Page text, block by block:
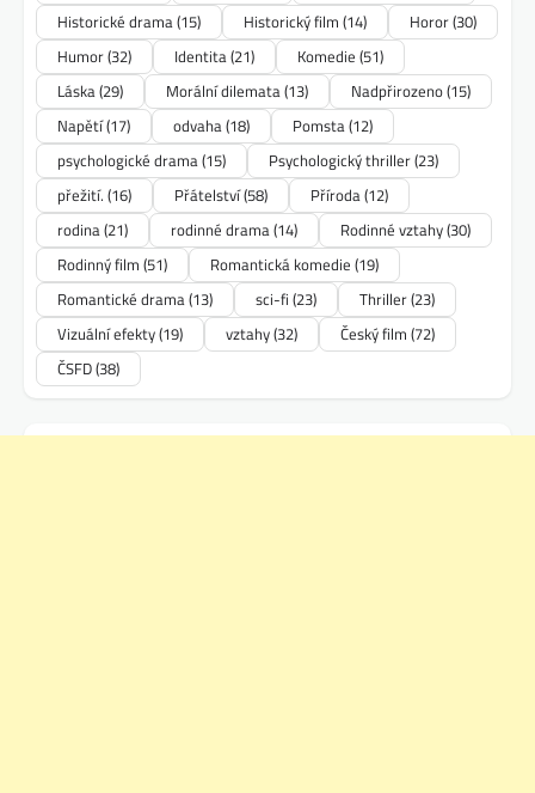
Historické drama(15) Historický film (14) Horor(30)
Humor(32) Identita(21) Komedie (51)
Láska(29) Morální dilemata(13) Nadpřirozeno(15)
Napětí(17) odvaha(18) Pomsta(12)
psychologické drama(15) Psychologický thriller(23)
přežití. (16) Přátelství(58) Příroda(12)
rodina(21) rodinné drama(14) Rodinné vztahy(30)
Rodinný film (51) Romantická komedie (19)
Romantické drama(13) sci-fi (23) Thriller(23)
Vizuální efekty(19) vztahy(32) Český film (72)
ČSFD(38)